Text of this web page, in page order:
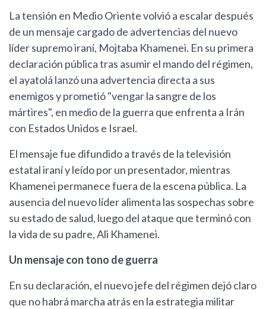
La tensión en Medio Oriente volvió a escalar después
de un mensaje cargado de advertencias del nuevo
líder supremo iraní, Mojtaba Khamenei. En su primera
declaración pública tras asumir el mando del régimen,
el ayatolá lanzó una advertencia directa a sus
enemigos y prometió "vengar la sangre de los
mártires", en medio de la guerra que enfrenta a Irán
con Estados Unidos e Israel.
El mensaje fue difundido a través de la televisión
estatal iraní y leído por un presentador, mientras
Khamenei permanece fuera de la escena pública. La
ausencia del nuevo líder alimenta las sospechas sobre
su estado de salud, luego del ataque que terminó con
la vida de su padre, Ali Khamenei.
Un mensaje con tono de guerra
En su declaración, el nuevo jefe del régimen dejó claro
que no habrá marcha atrás en la estrategia militar